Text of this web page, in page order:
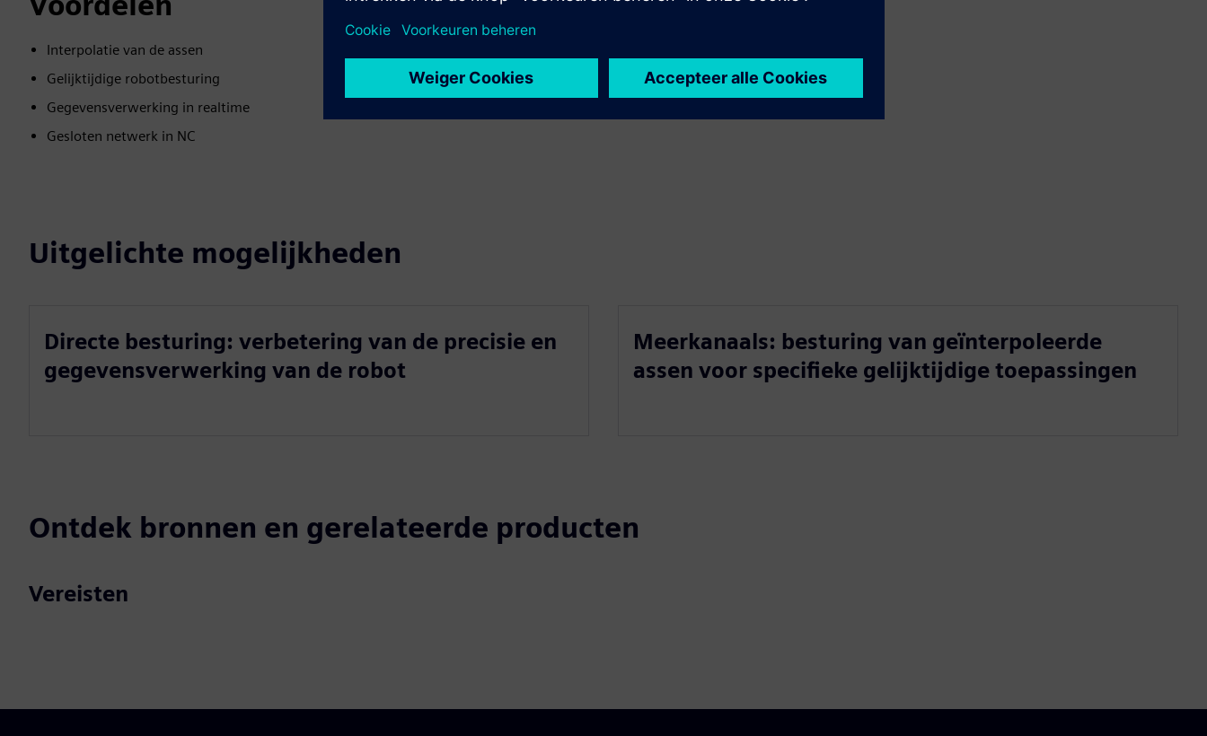
Interpolatie van de assen
Gelijktijdige robotbesturing
Gegevensverwerking in realtime
Gesloten netwerk in NC
Uitgelichte mogelijkheden
Directe besturing: verbetering van de precisie en
gegevensverwerking van de robot
Meerkanaals: besturing van geïnterpoleerde
assen voor specifieke gelijktijdige toepassingen
Ontdek bronnen en gerelateerde producten
Vereisten